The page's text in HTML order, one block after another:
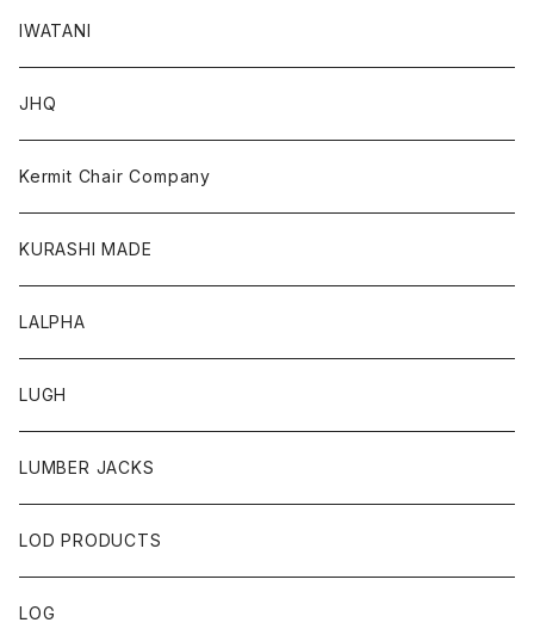
IWATANI
JHQ
Kermit Chair Company
KURASHI MADE
LALPHA
LUGH
LUMBER JACKS
LOD PRODUCTS
LOG